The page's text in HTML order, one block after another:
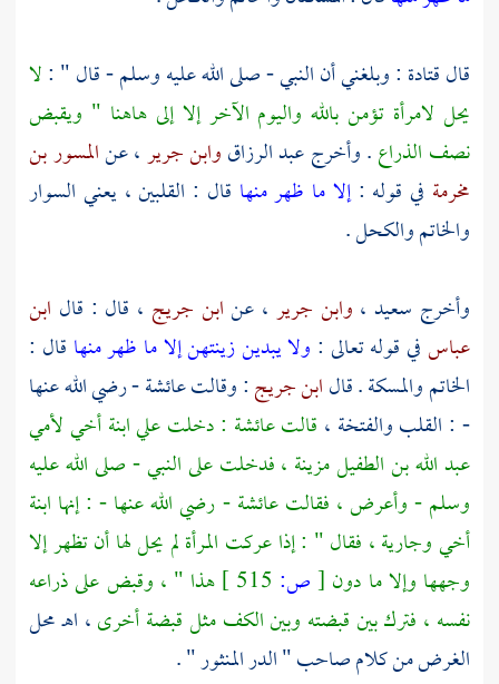
قالقتادة : وبلغني أن النبي - صلى الله عليه وسلم - قال " :لا
يحل لامرأة تؤمن بالله واليوم الآخر إلا إلى هاهنا " ويقبض
نصف الذراع. وأخرجعبد الرزاقوابن جرير، عنالمسور بن
مخرمة في قوله :إلا ما ظهر منها قال : القلبين ، يعني السوار
والخاتم والكحل .
وأخرج سعيد ، وابن جرير ، عنابن جريج ، قال : قال ابن
عباسفي قوله تعالى : ولا يبدين زينتهن إلا ما ظهر منها قال :
الخاتم والمسكة . قالابن جريج: وقالتعائشة- رضي الله عنها
- : القلب والفتخة ، قالتعائشة : دخلت علي ابنة أخي لأمي
عبد الله بن الطفيلمزينة ، فدخلت على النبي - صلى الله عليه
وسلم - وأعرض ، فقالتعائشة- رضي الله عنها - : إنها ابنة
أخي وجارية ، فقال " : إذا عركت المرأة لم يحل لها أن تظهر إلا
وجهها وإلا ما دون [ص:
هذا " ، وقبض على ذراعه
نفسه ، فترك بين قبضته وبين الكف مثل قبضة أخرى، اهـ محل
الغرض من كلام صاحب " الدر المنثور " .